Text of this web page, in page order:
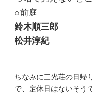
○前庭
鈴木順三郎
松井淳紀
ちなみに三光荘の日帰
で、定休日はないそう